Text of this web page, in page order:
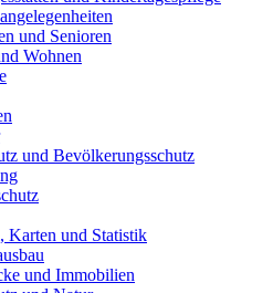
und Senioren
Wohnen
und Bevölkerungsschutz
Karten und Statistik
und Immobilien